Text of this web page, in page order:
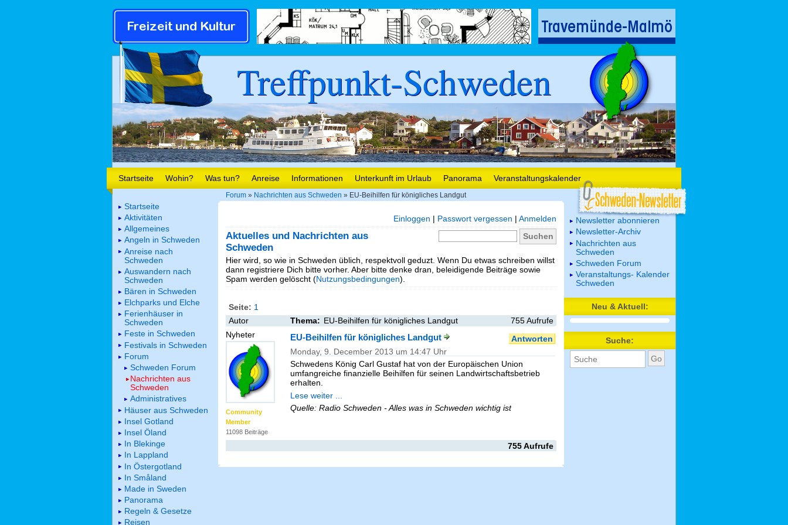
Treffpunkt-Schweden
Startseite Wohin? Was tun? Anreise Informationen Unterkunft im Urlaub Panorama Veranstaltungskalender
Forum » Nachrichten aus Schweden » EU-Beihilfen für königliches Landgut
Einloggen | Passwort vergessen | Anmelden
Aktuelles und Nachrichten aus
Schweden
Hier wird, so wie in Schweden üblich, respektvoll geduzt. Wenn Du etwas schreiben willst
dann registriere Dich bitte vorher. Aber bitte denke dran, beleidigende Beiträge sowie
Spam werden gelöscht (Nutzungsbedingungen).
Seite: 1
Autor
Thema: EU-Beihilfen für königliches Landgut
755 Aufrufe
Nyheter
Community
Member
11098 Beiträge
Antworten
EU-Beihilfen für königliches Landgut
Monday, 9. December 2013 um 14:47 Uhr
Schwedens König Carl Gustaf hat von der Europäischen Union
umfangreiche finanzielle Beihilfen für seinen Landwirtschaftsbetrieb
erhalten.
Lese weiter ...
Quelle: Radio Schweden - Alles was in Schweden wichtig ist
755 Aufrufe
Startseite
Aktivitäten
Allgemeines
Angeln in Schweden
Anreise nach
Schweden
Auswandern nach
Schweden
Bären in Schweden
Elchparks und Elche
Ferienhäuser in
Schweden
Feste in Schweden
Festivals in Schweden
Forum
Schweden Forum
Nachrichten aus
Schweden
Administratives
Häuser aus Schweden
Insel Gotland
Insel Öland
In Blekinge
In Lappland
In Östergotland
In Småland
Made in Sweden
Panorama
Regeln & Gesetze
Reisen
Newsletter abonnieren
Newsletter-Archiv
Nachrichten aus
Schweden
Schweden Forum
Veranstaltungs- Kalender
Schweden
Neu & Aktuell:
Suche: